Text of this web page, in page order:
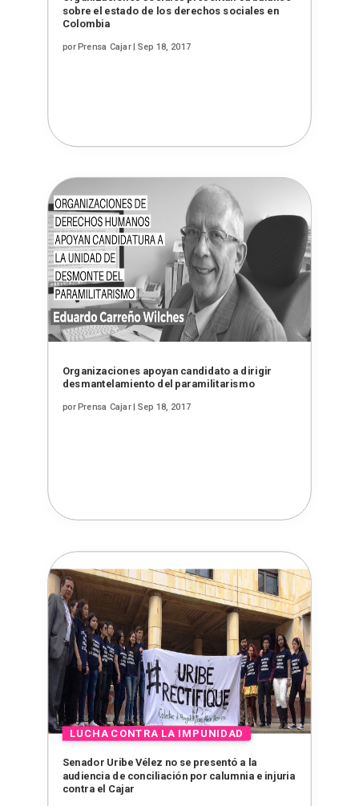
sobre el estado de los derechos sociales en
Colombia
porPrensa Cajar| Sep 18, 2017
Organizaciones apoyan candidato a dirigir
desmantelamiento del paramilitarismo
porPrensa Cajar| Sep 18, 2017
Senador Uribe Vélez no se presentó a la
audiencia de conciliación por calumnia e injuria
contra el Cajar